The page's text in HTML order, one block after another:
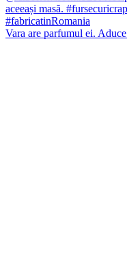
Vara are parfumul ei.